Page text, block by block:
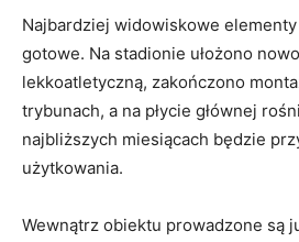
Najbardziej widowiskowe
gotowe. Na stadionie ułożono
lekkoatletyczną, zakończono
trybunach, a na płycie głównej
najbliższych miesiącach będzie
użytkowania.
Wewnątrz obiektu prowadzone są